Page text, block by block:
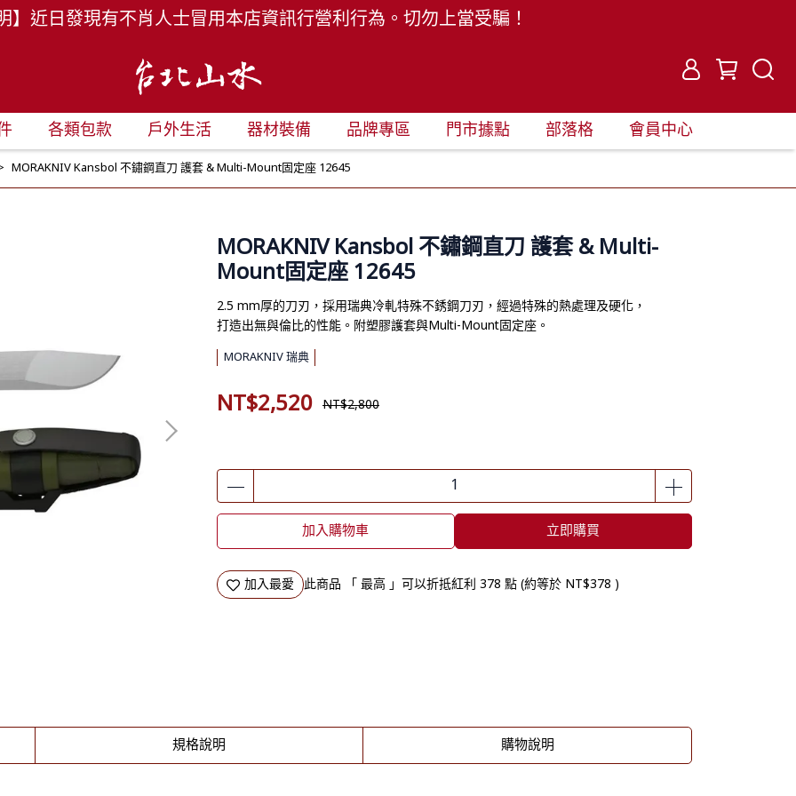
】近日發現有不肖人士冒用本店資訊行營利行為。切勿上當受騙！
各類包款 戶外生活 器材裝備 品牌專區 門市據點 部落格 會員中心
MORAKNIV Kansbol 不鏽鋼直刀 護套 & Multi-Mount固定座 12645
MORAKNIV Kansbol 不鏽鋼直刀 護套 & Multi-
Mount固定座 12645
2.5 mm厚的刀刃，採用瑞典冷軋特殊不銹鋼刀刃，經過特殊的熱處理及硬化，
打造出無與倫比的性能。附塑膠護套與Multi-Mount固定座。
MORAKNIV 瑞典
NT$2,520 NT$2,800
加入購物車 立即購買
加入最愛 此商品 「 最高 」可以折抵紅利 378 點 (約等於 NT$378 )
規格說明 購物說明